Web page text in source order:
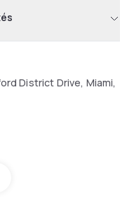
District Drive, Miami,